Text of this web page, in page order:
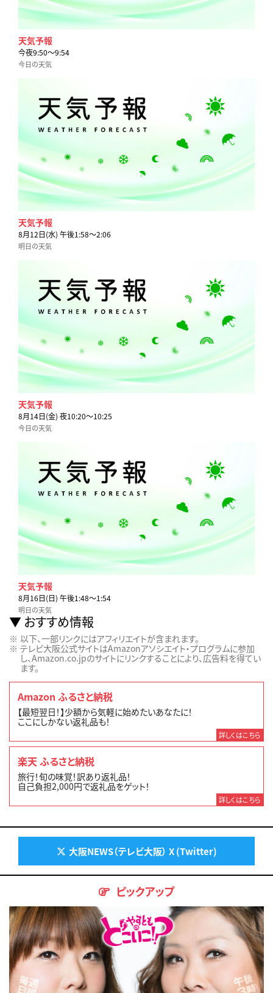
天気予報
今夜9:50〜9:54
今日の天気
天気予報
8月12日(水) 午後1:58〜2:06
明日の天気
天気予報
8月14日(金) 夜10:20〜10:25
今日の天気
天気予報
8月16日(日) 午後1:48〜1:54
明日の天気
おすすめ情報
以下、一部リンクにはアフィリエイトが含まれます。
テレビ大阪公式サイトはAmazonアソシエイト・プログラムに参加
し、Amazon.co.jpのサイトにリンクすることにより、広告料を得てい
ます。
Amazon ふるさと納税
【最短翌日！】少額から気軽に始めたいあなたに！
ここにしかない返礼品も！
詳しくはこちら
楽天 ふるさと納税
旅行！旬の味覚！訳あり返礼品！
自己負担2,000円で返礼品をゲット！
詳しくはこちら
大阪NEWS（テレビ大阪） X (Twitter)
ピックアップ